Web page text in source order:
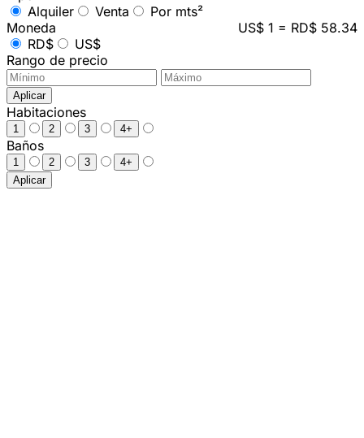
Alquiler
Venta
Por mts²
Moneda
US$ 1 = RD$ 58.34
RD$
US$
Rango de precio
Aplicar
Habitaciones
1 2 3 4+
Baños
1 2 3
4+
Aplicar